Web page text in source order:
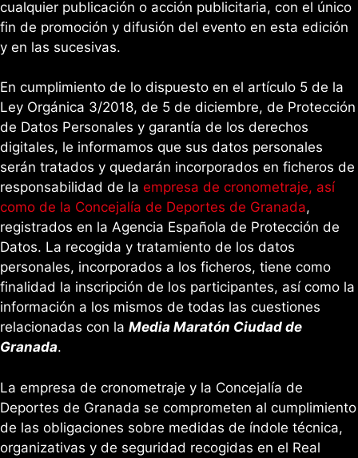
cualquier publicación o acción publicitaria, con el único
fin de promoción y difusión del evento en esta edición
y en las sucesivas.
En cumplimiento de lo dispuesto en el artículo 5 de la
Ley Orgánica 3/2018, de 5 de diciembre, de Protección
de Datos Personales y garantía de los derechos
digitales, le informamos que sus datos personales
serán tratados y quedarán incorporados en ficheros de
responsabilidad de la empresa de cronometraje, así
como de la Concejalía de Deportes de Granada,
registrados en la Agencia Española de Protección de
Datos. La recogida y tratamiento de los datos
personales, incorporados a los ficheros, tiene como
finalidad la inscripción de los participantes, así como la
información a los mismos de todas las cuestiones
relacionadas con la Media Maratón Ciudad de
Granada.
La empresa de cronometraje y la Concejalía de
Deportes de Granada se comprometen al cumplimiento
de las obligaciones sobre medidas de índole técnica,
organizativas y de seguridad recogidas en el Real